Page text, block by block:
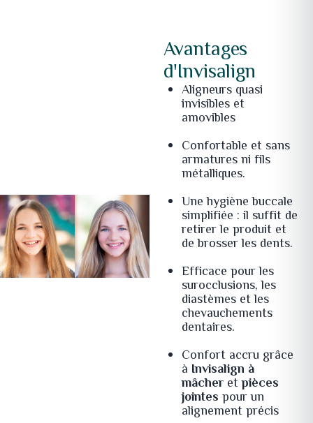
Avantages
d'Invisalign
Aligneurs quasi
invisibles et
amovibles
Confortable et sans
armatures ni fils
métalliques.
Une hygiène buccale
simplifiée : il suffit de
retirer le produit et
de brosser les dents.
Efficace pour les
surocclusions, les
diastèmes et les
chevauchements
dentaires.
Confort accru grâce
à Invisalign à
mâcheretpièces
jointes pour un
alignement précis